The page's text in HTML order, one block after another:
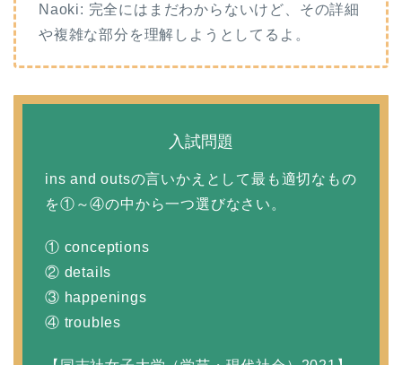
Naoki: 完全にはまだわからないけど、その詳細
や複雑な部分を理解しようとしてるよ。
入試問題
ins and outsの言いかえとして最も適切なもの
を①～④の中から一つ選びなさい。
① conceptions
② details
③ happenings
④ troubles